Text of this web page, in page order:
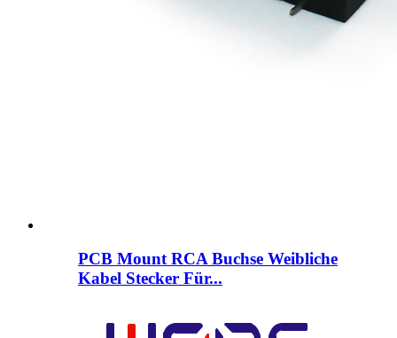
PCB Mount RCA Buchse Weibliche
Kabel Stecker Für...